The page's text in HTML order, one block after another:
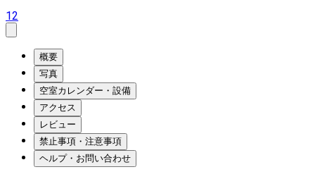
12
概要
写真
空室カレンダー・設備
アクセス
レビュー
禁止事項・注意事項
ヘルプ・お問い合わせ